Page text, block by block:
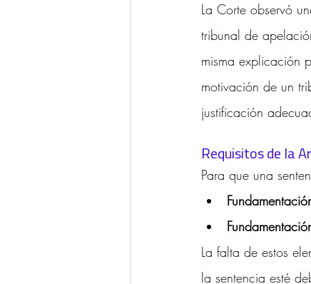
La Corte observó
tribunal de
misma explicación
motivación de un
justificación
Requisitos de la
Para que una
La falta de estos
la sentencia esté